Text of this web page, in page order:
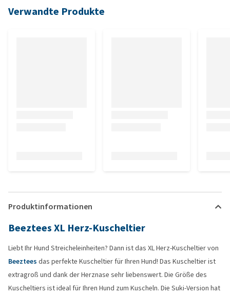
Verwandte Produkte
Produktinformationen
Beeztees XL Herz-Kuscheltier
Liebt Ihr Hund Streicheleinheiten? Dann ist das XL Herz-Kuscheltier von
Beeztees das perfekte Kuscheltier für Ihren Hund! Das Kuscheltier ist
extragroß und dank der Herznase sehr liebenswert. Die Größe des
Kuscheltiers ist ideal für Ihren Hund zum Kuscheln. Die Suki-Version hat